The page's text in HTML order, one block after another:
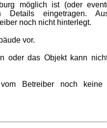
möglich ist (oder
eingetragen.
noch nicht hinterlegt.
vor.
oder das Objekt kann
Betreiber noch keine